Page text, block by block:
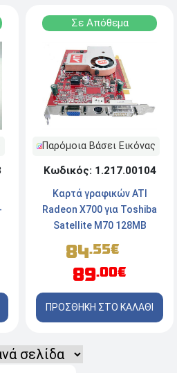
Σε Απόθεμα
Παρόμοια Βάσει Εικόνας
Κωδικός: 1.217.00104
Καρτά γραφικών ATI
Radeon X700 για Toshiba
Satellite M70 128MB
84.55€
89.00€
ΠΡΟΣΘΗΚΗ ΣΤΟ ΚΑΛΑΘΙ